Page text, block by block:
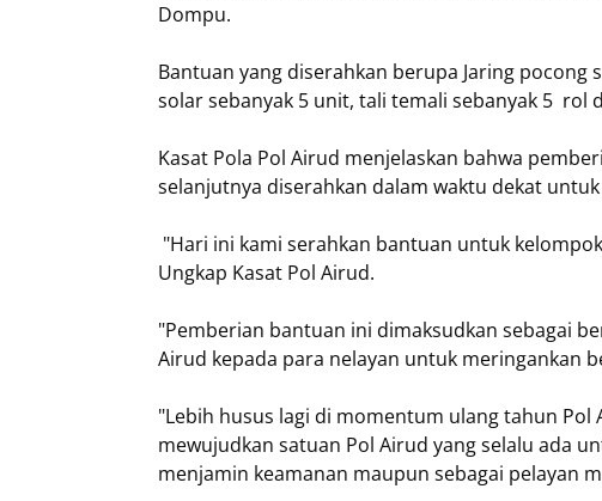
Dompu.
Bantuan yang diserahkan berupa Jaring pocong
solar sebanyak 5 unit, tali temali sebanyak 5 rol
Kasat Pola Pol Airud menjelaskan bahwa
selanjutnya diserahkan dalam waktu dekat
"Hari ini kami serahkan bantuan untuk
Ungkap Kasat Pol Airud.
"Pemberian bantuan ini dimaksudkan sebagai
Airud kepada para nelayan untuk meringankan
"Lebih husus lagi di momentum ulang tahun
mewujudkan satuan Pol Airud yang selalu ada
menjamin keamanan maupun sebagai pelayan